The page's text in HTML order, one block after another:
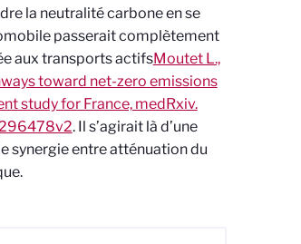
la neutralité carbone en se
passerait complètement
aux transports actifsMoutet L.,
toward net-zero emissions
study for France, medRxiv.
. Il s’agirait là d’une
synergie entre atténuation du